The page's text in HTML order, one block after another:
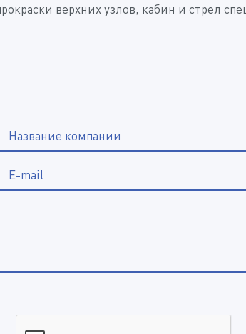
верхних узлов, кабин и стрел
Название компании
E-mail